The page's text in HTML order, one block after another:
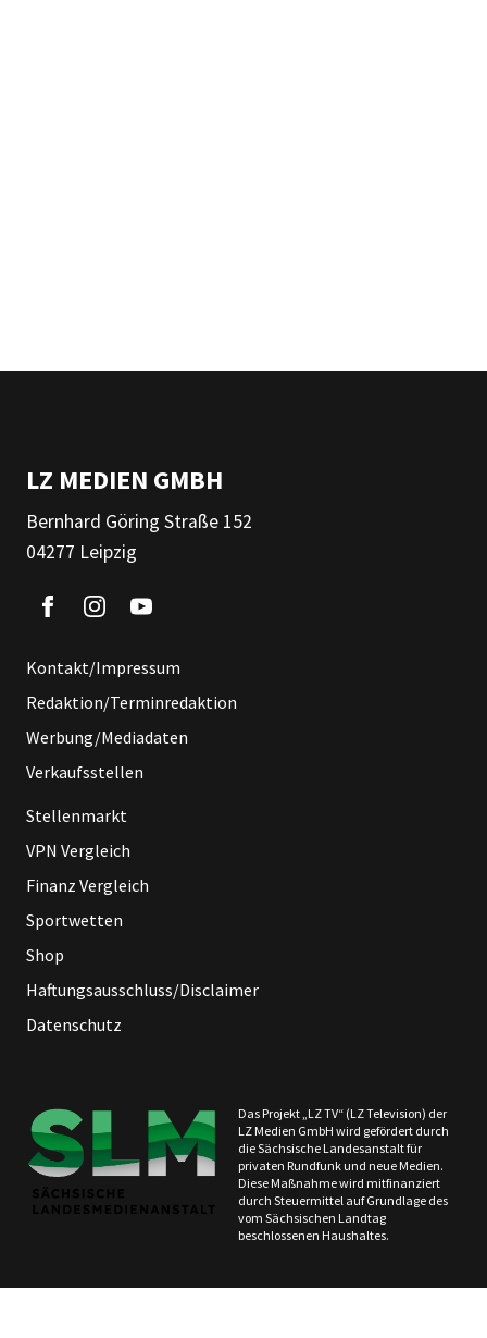
LZ MEDIEN GMBH
Bernhard Göring Straße 152
04277 Leipzig
Kontakt/Impressum
Redaktion/Terminredaktion
Werbung/Mediadaten
Verkaufsstellen
Stellenmarkt
VPN Vergleich
Finanz Vergleich
Sportwetten
Shop
Haftungsausschluss/Disclaimer
Datenschutz
Das Projekt „LZ TV“ (LZ Television) der
LZ Medien GmbH wird gefördert durch
die Sächsische Landesanstalt für
privaten Rundfunk und neue Medien.
Diese Maßnahme wird mitfinanziert
durch Steuermittel auf Grundlage des
vom Sächsischen Landtag
beschlossenen Haushaltes.